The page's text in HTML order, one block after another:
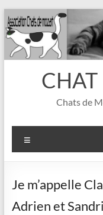
Aller
au
contenu
Chats de
Je m’appelle
Adrien et